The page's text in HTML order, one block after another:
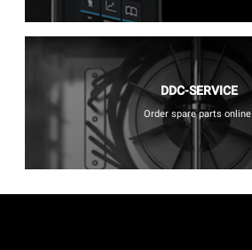
DDC-SERVICE
Order spare parts online.